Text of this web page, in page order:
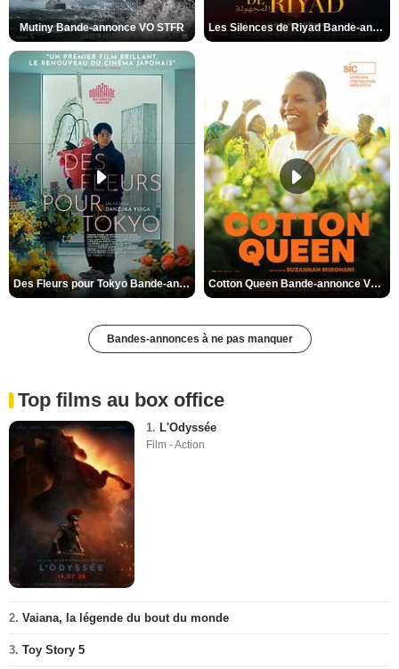
Mutiny Bande-annonce VO STFR Les Silences de Riyad Bande-annonce VO STFR
Des Fleurs pour Tokyo Bande-annonce VO STFR Cotton Queen Bande-annonce VO STFR
Bandes-annonces à ne pas manquer
Top films au box office
1. L'Odyssée
Film - Action
2. Vaiana, la légende du bout du monde
3. Toy Story 5